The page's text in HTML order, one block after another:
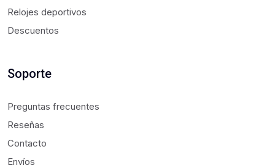
Relojes deportivos
Descuentos
Soporte
Preguntas frecuentes
Reseñas
Contacto
Envíos